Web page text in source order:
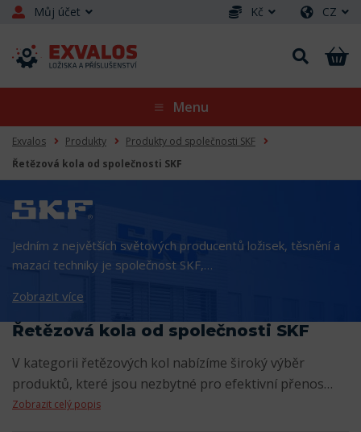
Můj účet Kč CZ
Menu
Exvalos Produkty
Produkty od společnosti SKF
Řetězová kola od společnosti SKF
Jedním z největších světových producentů ložisek, těsnění a
mazací techniky je společnost SKF,…
Zobrazit více
Řetězová kola od společnosti SKF
V kategorii řetězových kol nabízíme široký výběr
produktů, které jsou nezbytné pro efektivní přenos…
Zobrazit celý popis